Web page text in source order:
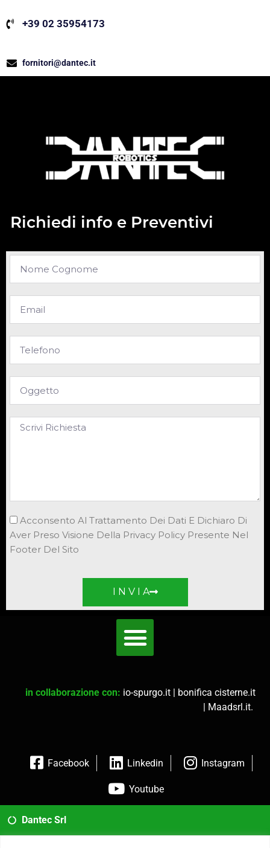
+39 02 35954173
fornitori@dantec.it
Richiedi info e Preventivi
Acconsento Al Trattamento Dei Dati E Dichiaro Di
Aver Preso Visione Della Privacy Policy Presente Nel
Footer Del Sito
I N V I A
in collaborazione con: io-spurgo.it | bonifica cisterne.it
| Maadsrl.it.
Facebook Linkedin Instagram
Youtube
Dantec Srl